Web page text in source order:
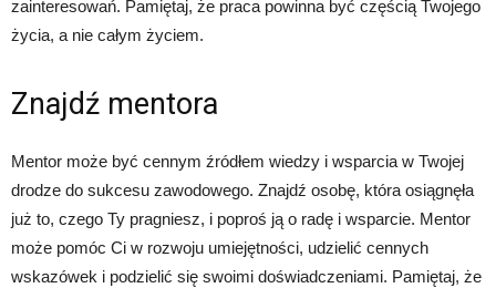
zainteresowań. Pamiętaj, że praca powinna być częścią Twojego
życia, a nie całym życiem.
Znajdź mentora
Mentor może być cennym źródłem wiedzy i wsparcia w Twojej
drodze do sukcesu zawodowego. Znajdź osobę, która osiągnęła
już to, czego Ty pragniesz, i poproś ją o radę i wsparcie. Mentor
może pomóc Ci w rozwoju umiejętności, udzielić cennych
wskazówek i podzielić się swoimi doświadczeniami. Pamiętaj, że